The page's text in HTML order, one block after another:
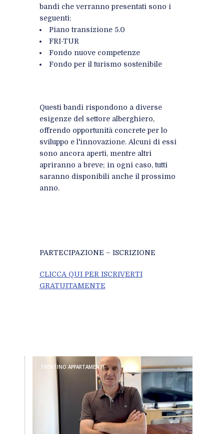
bandi che verranno presentati sono i
seguenti:
Piano transizione 5.0
FRI-TUR
Fondo nuove competenze
Fondo per il turismo sostenibile
Questi bandi rispondono a diverse
esigenze del settore alberghiero,
offrendo opportunità concrete per lo
sviluppo e l'innovazione. Alcuni di essi
sono ancora aperti, mentre altri
apriranno a breve; in ogni caso, tutti
saranno disponibili anche il prossimo
anno.
PARTECIPAZIONE – ISCRIZIONE
CLICCA QUI PER ISCRIVERTI
GRATUITAMENTE
TRENTINO APPARTAMENTI